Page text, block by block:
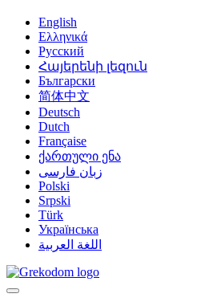
English
Ελληνικά
Русский
Հայերենի լեզուն
Български
简体中文
Deutsch
Dutch
Française
ქართული ენა
زبان فارسی
Polski
Srpski
Türk
Українська
اللغة العربية